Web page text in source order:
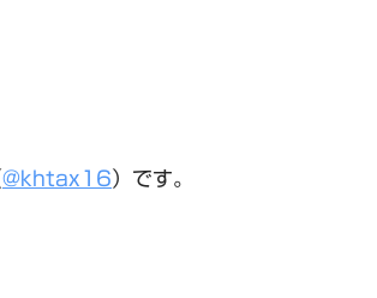
@khtax16 ）です。